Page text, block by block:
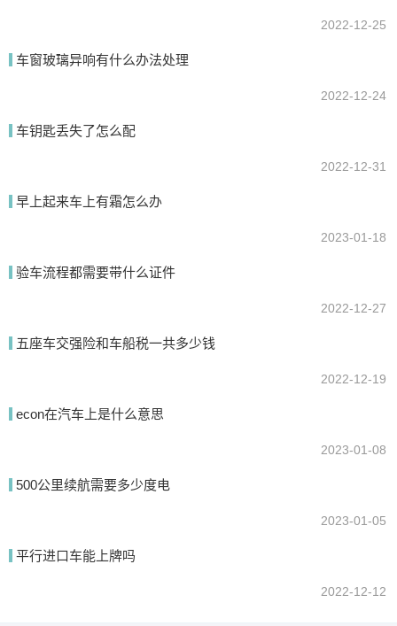
2022-12-25
车窗玻璃异响有什么办法处理
2022-12-24
车钥匙丢失了怎么配
2022-12-31
早上起来车上有霜怎么办
2023-01-18
验车流程都需要带什么证件
2022-12-27
五座车交强险和车船税一共多少钱
2022-12-19
econ在汽车上是什么意思
2023-01-08
500公里续航需要多少度电
2023-01-05
平行进口车能上牌吗
2022-12-12